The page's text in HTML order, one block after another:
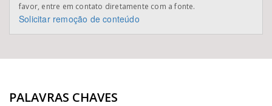
favor, entre em contato diretamente com a fonte.
Solicitar remoção de conteúdo
PALAVRAS CHAVES